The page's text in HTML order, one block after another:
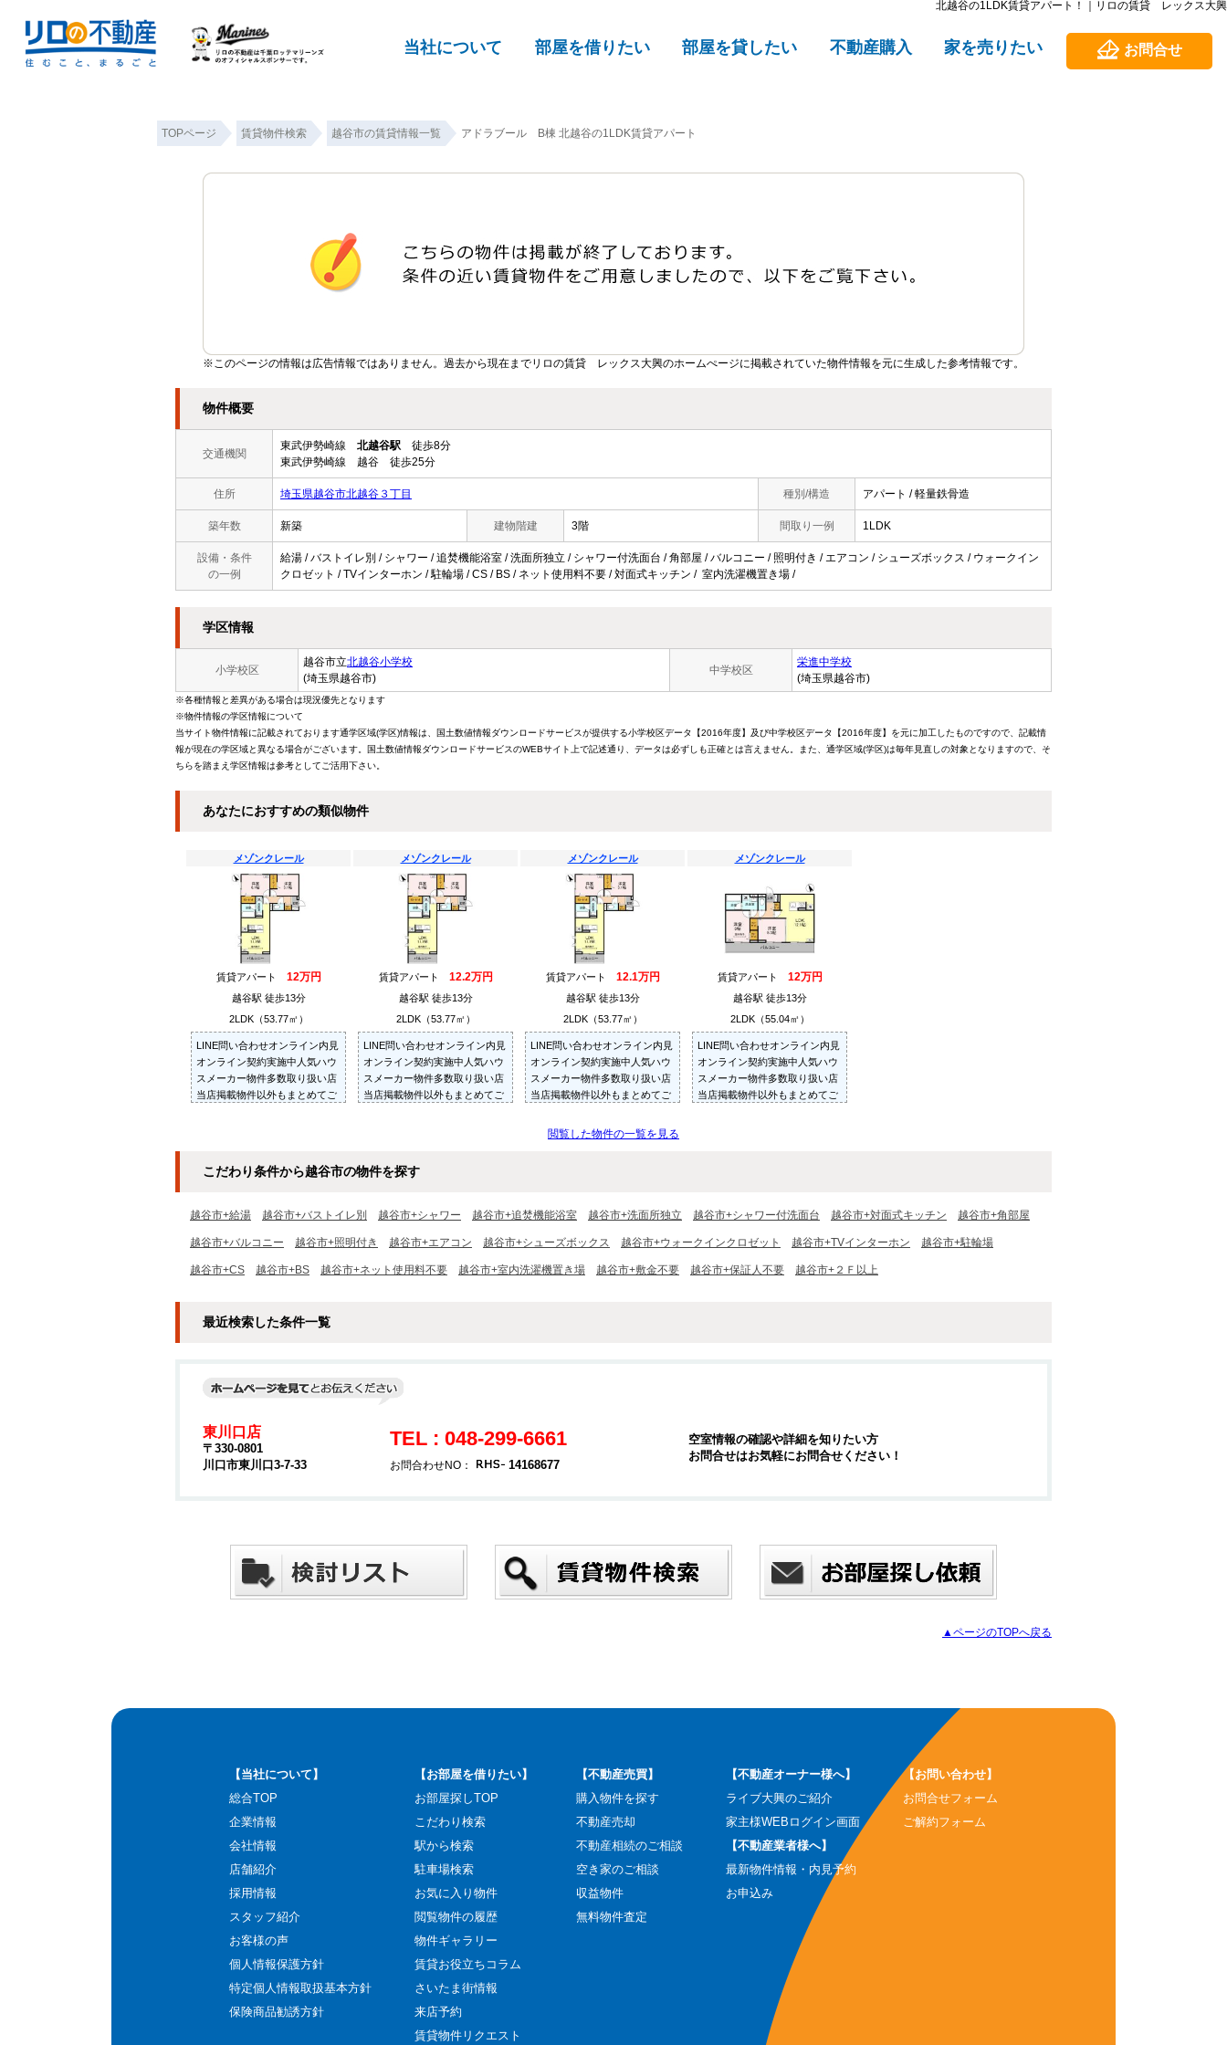
北越谷の1LDK賃貸アパート！｜リロの賃貸 レックス大興
当社について 部屋を借りたい 部屋を貸したい 不動産購入 家を売りたい お問合せ
TOPページ 賃貸物件検索 越谷市の賃貸情報一覧 アドラブール B棟 北越谷の1LDK賃貸アパート
※このページの情報は広告情報ではありません。過去から現在までリロの賃貸 レックス大興のホームぺージに掲載されていた物件情報を元に生成した参考情報です。
物件概要
交通機関
東武伊勢崎線 北越谷駅 徒歩8分
東武伊勢崎線 越谷 徒歩25分
住所 埼玉県越谷市北越谷３丁目 種別/構造 アパート / 軽量鉄骨造
築年数 新築 建物階建 3階 間取り一例 1LDK
設備・条件
の一例
給湯 / バストイレ別 / シャワー / 追焚機能浴室 / 洗面所独立 / シャワー付洗面台 / 角部屋 / バルコニー / 照明付き / エアコン / シューズボックス / ウォークイン
クロゼット / TVインターホン / 駐輪場 / CS / BS / ネット使用料不要 / 対面式キッチン / 室内洗濯機置き場 /
学区情報
小学校区
越谷市立北越谷小学校
(埼玉県越谷市)
中学校区
栄進中学校
(埼玉県越谷市)
※各種情報と差異がある場合は現況優先となります
※物件情報の学区情報について
当サイト物件情報に記載されております通学区域(学区)情報は、国土数値情報ダウンロードサービスが提供する小学校区データ【2016年度】及び中学校区データ【2016年度】を元に加工したものですので、記載情
報が現在の学区域と異なる場合がございます。国土数値情報ダウンロードサービスのWEBサイト上で記述通り、データは必ずしも正確とは言えません。また、通学区域(学区)は毎年見直しの対象となりますので、そ
ちらを踏まえ学区情報は参考としてご活用下さい。
あなたにおすすめの類似物件
メゾンクレール
賃貸アパート 12万円
越谷駅 徒歩13分
2LDK（53.77㎡）
LINE問い合わせオンライン内見
オンライン契約実施中人気ハウ
スメーカー物件多数取り扱い店
当店掲載物件以外もまとめてご
メゾンクレール
賃貸アパート 12.2万円
越谷駅 徒歩13分
2LDK（53.77㎡）
LINE問い合わせオンライン内見
オンライン契約実施中人気ハウ
スメーカー物件多数取り扱い店
当店掲載物件以外もまとめてご
メゾンクレール
賃貸アパート 12.1万円
越谷駅 徒歩13分
2LDK（53.77㎡）
LINE問い合わせオンライン内見
オンライン契約実施中人気ハウ
スメーカー物件多数取り扱い店
当店掲載物件以外もまとめてご
お部屋を多数ご紹介させていた
メゾンクレール
賃貸アパート 12万円
越谷駅 徒歩13分
2LDK（55.04㎡）
LINE問い合わせオンライン内見
オンライン契約実施中人気ハウ
スメーカー物件多数取り扱い店
当店掲載物件以外もまとめてご
閲覧した物件の一覧を見る
こだわり条件から越谷市の物件を探す
越谷市+給湯 越谷市+バストイレ別 越谷市+シャワー 越谷市+追焚機能浴室 越谷市+洗面所独立 越谷市+シャワー付洗面台 越谷市+対面式キッチン 越谷市+角部屋
越谷市+バルコニー 越谷市+照明付き 越谷市+エアコン 越谷市+シューズボックス 越谷市+ウォークインクロゼット 越谷市+TVインターホン 越谷市+駐輪場
越谷市+CS 越谷市+BS 越谷市+ネット使用料不要 越谷市+室内洗濯機置き場 越谷市+敷金不要 越谷市+保証人不要 越谷市+２Ｆ以上
最近検索した条件一覧
東川口店
〒330-0801
川口市東川口3-7-33
TEL : 048-299-6661
お問合わせNO： 14168677
空室情報の確認や詳細を知りたい方
お問合せはお気軽にお問合せください！
▲ページのTOPへ戻る
【当社について】
総合TOP
企業情報
会社情報
店舗紹介
採用情報
スタッフ紹介
お客様の声
個人情報保護方針
特定個人情報取扱基本方針
保険商品勧誘方針
【お部屋を借りたい】
お部屋探しTOP
こだわり検索
駅から検索
駐車場検索
お気に入り物件
閲覧物件の履歴
物件ギャラリー
賃貸お役立ちコラム
さいたま街情報
来店予約
賃貸物件リクエスト
【不動産売買】
購入物件を探す
不動産売却
不動産相続のご相談
空き家のご相談
収益物件
無料物件査定
【不動産オーナー様へ】
ライブ大興のご紹介
家主様WEBログイン画面
【不動産業者様へ】
最新物件情報・内見予約
お申込み
【お問い合わせ】
お問合せフォーム
ご解約フォーム